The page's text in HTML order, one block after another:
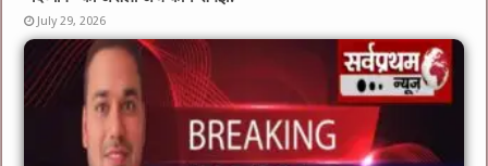
July 29, 2026